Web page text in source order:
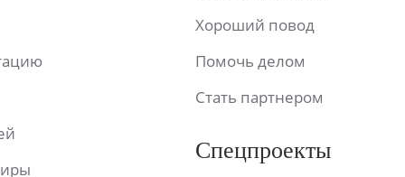
Хороший повод
Помочь делом
Стать партнером
Спецпроекты